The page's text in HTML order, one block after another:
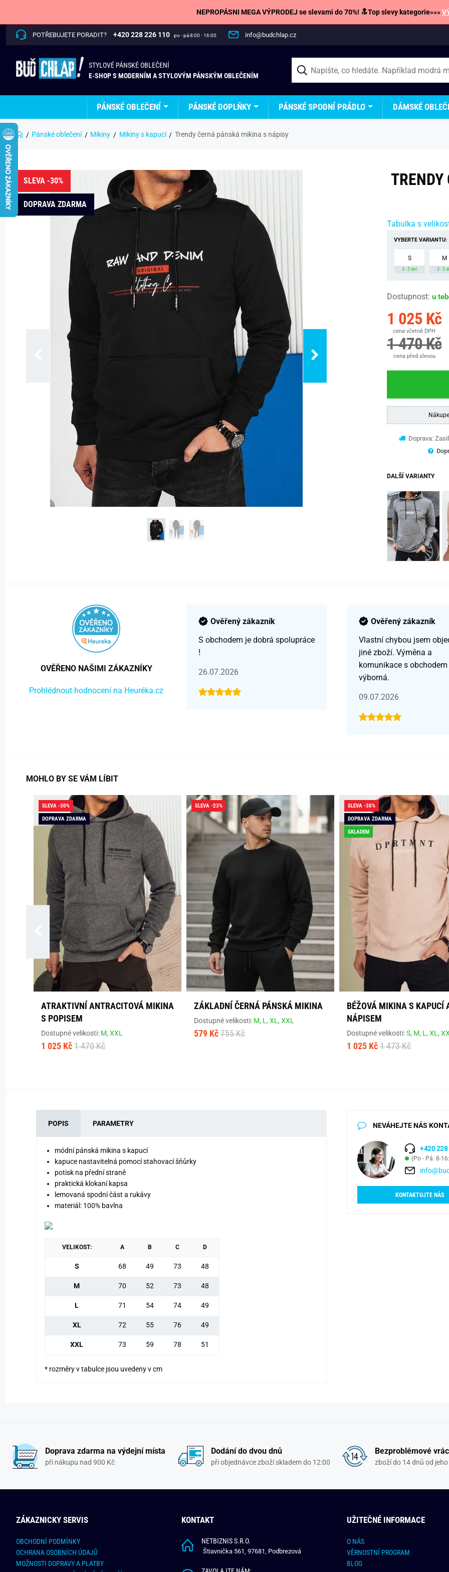
NEPROPÁSNI MEGA VÝPRODEJ se slevami do 70%! 🔝Top slevy kategorie»»»
POTŘEBUJETE PORADIT? +420 228 226 110 po - pá 8:00 - 16:00 info@budchlap.cz
STYLOVÉ PÁNSKÉ OBLEČENÍ
E-SHOP S MODERNÍM A STYLOVÝM PÁNSKÝM OBLEČENÍM
PÁNSKÉ OBLEČENÍ PÁNSKÉ DOPLŇKY PÁNSKÉ SPODNÍ PRÁDLO DÁMSKÉ
Pánské oblečení Mikiny Mikiny s kapucí Trendy černá pánská mikina s nápisy
SLEVA -30%
DOPRAVA ZDARMA
Tabulka s
VYBERTE VARIANTU:
S
3 - 5 dní
M
3 - 5
Dostupnost: u
1 025 Kč
cena včetně DPH
1 470 Kč
cena před slevou
Doprava:
DALŠÍ VARIANTY
OVĚŘENO NAŠIMI ZÁKAZNÍKY
Prohlédnout hodnocení na Heuréka.cz
Ověřený zákazník
S obchodem je dobrá spolupráce
!
26.07.2026
Ověřený zákazník
Vlastní chybou jsem
jiné zboží. Výměna a
komunikace s obchodem
výborná.
09.07.2026
MOHLO BY SE VÁM LÍBIT
SLEVA -30%
DOPRAVA ZDARMA
ATRAKTIVNÍ ANTRACITOVÁ MIKINA
S POPISEM
Dostupné velikosti: M,XXL
1 025 Kč 1 470 Kč
SLEVA -23%
ZÁKLADNÍ ČERNÁ PÁNSKÁ MIKINA
Dostupné velikosti: M, L,XL,XXL
579 Kč 755 Kč
SLEVA -30%
DOPRAVA ZDARMA
SKLADEM
BÉŽOVÁ MIKINA S KAPUCÍ
NÁPISEM
Dostupné velikosti:S, M, L,XL,
1 025 Kč 1 473 Kč
POPIS PARAMETRY
módní pánská mikina s kapucí
kapuce nastavitelná pomocí stahovací šňůrky
potisk na přední straně
praktická klokaní kapsa
lemovaná spodní část a rukávy
materiál: 100% bavlna
VELIKOST: A B C D
S 68 49 73 48
M 70 52 73 48
L 71 54 74 49
XL 72 55 76 49
XXL 73 59 78 51
* rozměry v tabulce jsou uvedeny v cm
NEVÁHEJTE NÁS
+420 228
(Po - Pá: 8-
KONTAKTUJTE NÁS
Doprava zdarma na výdejní místa
při nákupu nad 900 Kč
Dodání do dvou dnů
při objednávce zboží skladem do 12:00
Bezproblémové
zboží do 14 dnů od
ZÁKAZNICKY SERVIS
OBCHODNÍ PODMÍNKY
OCHRANA OSOBNÍCH ÚDAJŮ
MOŽNOSTI DOPRAVY A PLATBY
KONTAKT
NETBIZNIS S.R.O.
Štiavnička 561, 97681, Podbrezová
UŽITEČNÉ INFORMACE
O NÁS
VĚRNOSTNÍ PROGRAM
BLOG